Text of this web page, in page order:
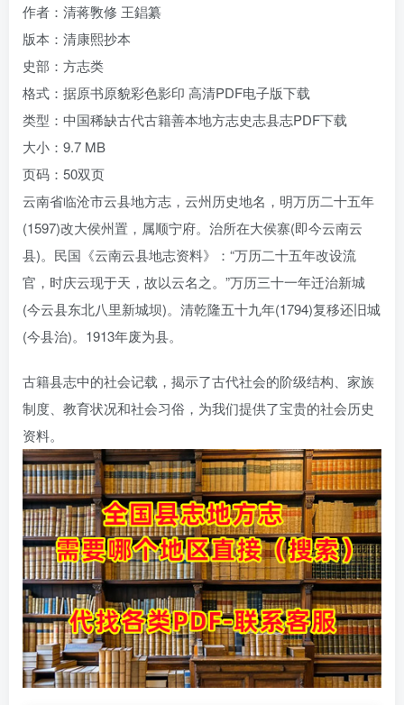
作者：清蒋斆修 王錩纂
版本：清康熙抄本
史部：方志类
格式：据原书原貌彩色影印 高清PDF电子版下载
类型：中国稀缺古代古籍善本地方志史志县志PDF下载
大小：9.7 MB
页码：50双页
云南省临沧市云县地方志，云州历史地名，明万历二十五年
(1597)改大侯州置，属顺宁府。治所在大侯寨(即今云南云
县)。民国《云南云县地志资料》：“万历二十五年改设流
官，时庆云现于天，故以云名之。”万历三十一年迁治新城
(今云县东北八里新城坝)。清乾隆五十九年(1794)复移还旧城
(今县治)。1913年废为县。
古籍县志中的社会记载，揭示了古代社会的阶级结构、家族
制度、教育状况和社会习俗，为我们提供了宝贵的社会历史
资料。